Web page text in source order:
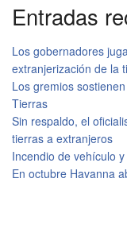
Entradas
Los gobernadores
extranjerización de la
Los gremios
Tierras
Sin respaldo, el
tierras a extranjeros
Incendio de vehículo
En octubre Havanna